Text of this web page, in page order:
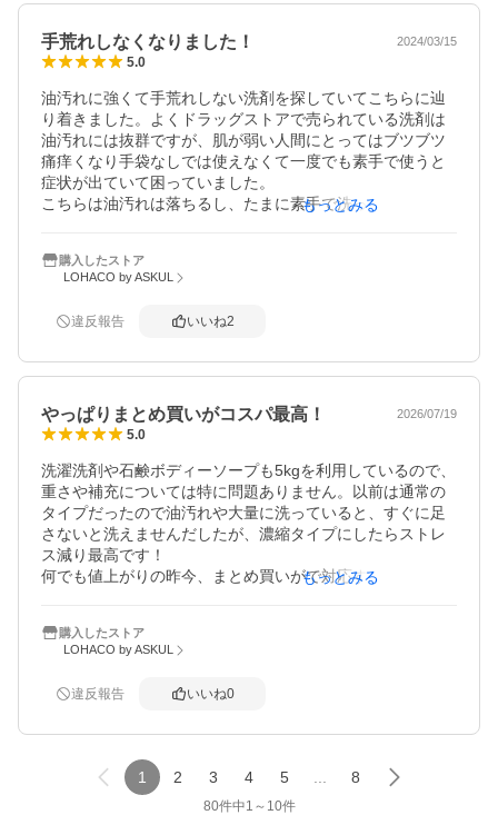
手荒れしなくなりました！ 2024/03/15
5.0
油汚れに強くて手荒れしない洗剤を探していてこちらに辿
り着きました。よくドラッグストアで売られている洗剤は
油汚れには抜群ですが、肌が弱い人間にとってはブツブツ
痛痒くなり手袋なしでは使えなくて一度でも素手で使うと
症状が出ていて困っていました。
こちらは油汚れは落ちるし、たまに素手で洗っても手荒れ
いです。
もっとみる
購入したストア
LOHACO by ASKUL
違反報告 いいね2
やっぱりまとめ買いがコスパ最高！ 2026/07/19
5.0
洗濯洗剤や石鹸ボディーソープも5kgを利用しているので、
重さや補充については特に問題ありません。以前は通常の
タイプだったので油汚れや大量に洗っていると、すぐに足
さないと洗えませんだしたが、濃縮タイプにしたらストレ
ス減り最高です！
何でも値上がりの昨今、まとめ買いがで対応するしかない
もっとみる
購入したストア
LOHACO by ASKUL
違反報告 いいね0
1 2 3 4 5 8
80件中1 ～ 10件